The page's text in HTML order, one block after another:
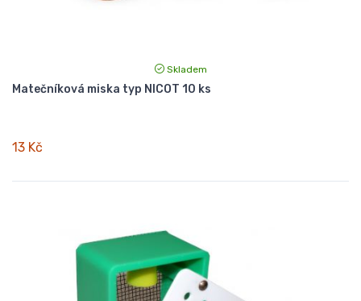
Skladem
Matečníková miska typ NICOT 10 ks
13 Kč